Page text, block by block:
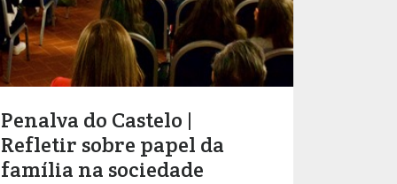
Penalva do Castelo |
Refletir sobre papel da
família na sociedade